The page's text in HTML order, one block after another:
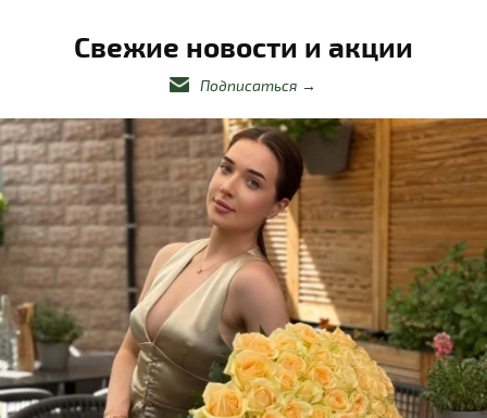
Свежие новости и акции
Подписаться →